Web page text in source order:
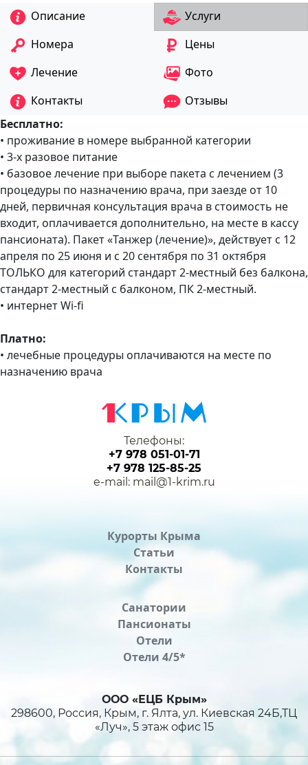
Описание
Услуги
Номера
Цены
Лечение
Фото
Контакты
Отзывы
Бесплатно:
• проживание в номере выбранной категории
• 3-х разовое питание
• базовое лечение при выборе пакета с лечением (3
процедуры по назначению врача, при заезде от 10
дней, первичная консультация врача в стоимость не
входит, оплачивается дополнительно, на месте в кассу
пансионата). Пакет «‎Танжер (лечение)»‎, действует с 12
апреля по 25 июня и с 20 сентября по 31 октября
ТОЛЬКО для категорий стандарт 2-местный без балкона,
стандарт 2-местный с балконом, ПК 2-местный.
• интернет Wi-fi
Платно:
• лечебные процедуры оплачиваются на месте по
назначению врача
Курорты Крыма
Статьи
Контакты
Санатории
Пансионаты
Отели
Отели 4/5*
ООО «ЕЦБ Крым»
298600, Россия, Крым, г. Ялта, ул. Киевская 24Б,ТЦ
«Луч», 5 этаж офис 15
Телефоны:
+7 978 051-01-71
+7 978 125-85-25
e-mail: mail@1-krim.ru